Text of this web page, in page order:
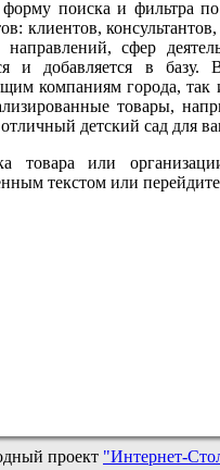
форму поиска и фильтра
клиентов,
направлений, сфер
и добавляется в
компаниям города, так
товары,
детский сад для
товара или
текстом или
проект "Интернет-